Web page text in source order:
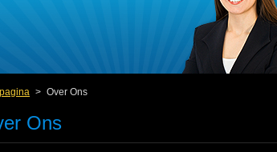
> Over Ons
Ons